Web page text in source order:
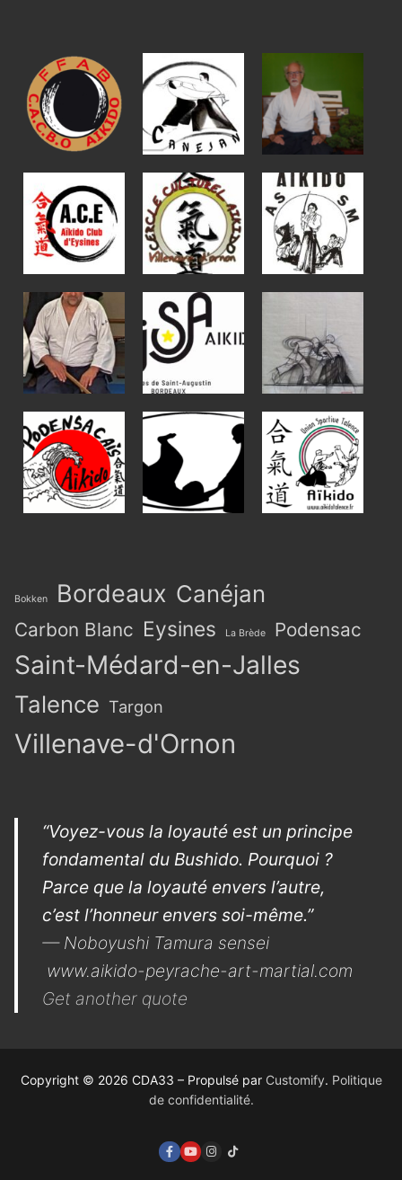
Bokken Bordeaux Canéjan
Carbon Blanc Eysines La Brède Podensac
Saint-Médard-en-Jalles
Talence Targon
Villenave-d'Ornon
“Voyez-vous la loyauté est un principe
fondamental du Bushido. Pourquoi ?
Parce que la loyauté envers l’autre,
c’est l’honneur envers soi-même.”
— Noboyushi Tamura sensei
www.aikido-peyrache-art-martial.com
Get another quote
Copyright © 2026 CDA33 – Propulsé par Customify. Politique
de confidentialité.